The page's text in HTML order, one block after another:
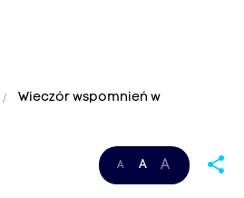
Wieczór wspomnień w
A A A share